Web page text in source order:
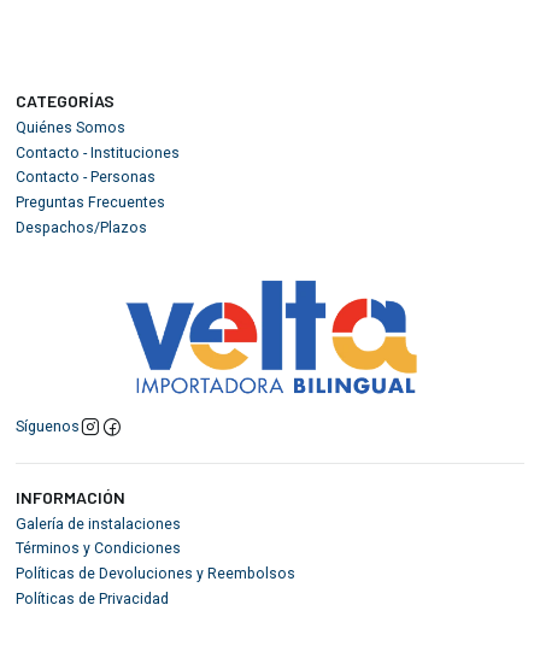
CATEGORÍAS
Quiénes Somos
Contacto - Instituciones
Contacto - Personas
Preguntas Frecuentes
Despachos/Plazos
Síguenos
INFORMACIÓN
Galería de instalaciones
Términos y Condiciones
Políticas de Devoluciones y Reembolsos
Políticas de Privacidad